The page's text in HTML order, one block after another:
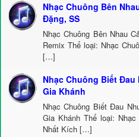
Nhạc Chuông Bên
Đặng, SS
Nhạc Chuông Bên Nhau
Remix Thể loại: Nhạc
[…]
Nhạc Chuông Biết Đau
Gia Khánh
Nhạc Chuông Biết Đau
Gia Khánh Thể loại:
Nhất Kích […]